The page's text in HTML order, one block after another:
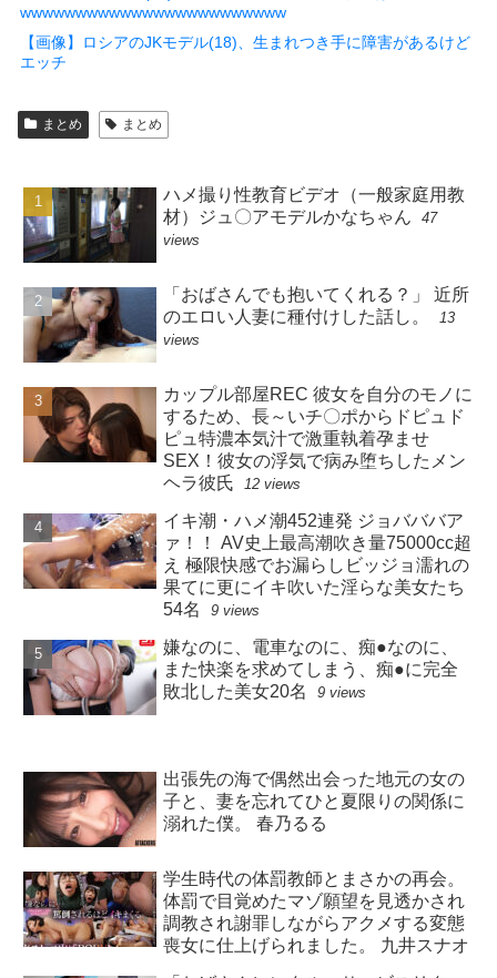
wwwwwwwwwwwwwwwwwwwwwwww
【画像】ロシアのJKモデル(18)、生まれつき手に障害があるけど
エッチ
まとめ まとめ
ハメ撮り性教育ビデオ（一般家庭用教
材）ジュ〇アモデルかなちゃん
47
views
「おばさんでも抱いてくれる？」 近所
のエロい人妻に種付けした話し。
13
views
カップル部屋REC 彼女を自分のモノに
するため、長～いチ〇ポからドピュド
ピュ特濃本気汁で激重執着孕ませ
SEX！彼女の浮気で病み堕ちしたメン
ヘラ彼氏
12 views
イキ潮・ハメ潮452連発 ジョバババア
ァ！！ AV史上最高潮吹き量75000cc超
え 極限快感でお漏らしビッジョ濡れの
果てに更にイキ吹いた淫らな美女たち
54名
9 views
嫌なのに、電車なのに、痴●なのに、
また快楽を求めてしまう、痴●に完全
敗北した美女20名
9 views
出張先の海で偶然出会った地元の女の
子と、妻を忘れてひと夏限りの関係に
溺れた僕。 春乃るる
学生時代の体罰教師とまさかの再会。
体罰で目覚めたマゾ願望を見透かされ
調教され謝罪しながらアクメする変態
喪女に仕上げられました。 九井スナオ